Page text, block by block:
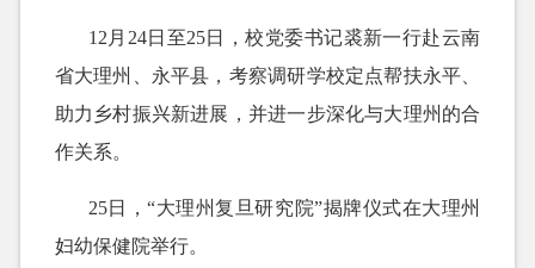
12月24日至25日，校党委书记裘新一行赴云南
省大理州、永平县，考察调研学校定点帮扶永平、
助力乡村振兴新进展，并进一步深化与大理州的合
作关系。
25日，“大理州复旦研究院”揭牌仪式在大理州
妇幼保健院举行。